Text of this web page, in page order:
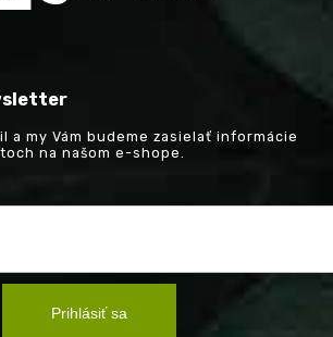
a my Vám budeme zasielať informácie
na našom e-shope.
Prihlásiť sa